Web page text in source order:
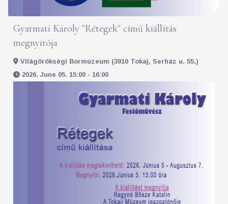
Gyarmati Károly "Rétegek" című kiállítás
megnyitója
Világörökségi Bormúzeum (3910 Tokaj, Serház u. 55.)
2026. June 05. 15:00 - 16:00